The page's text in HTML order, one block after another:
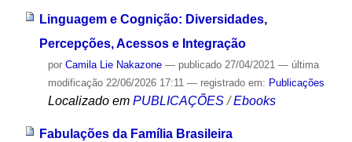
Linguagem e Cognição: Diversidades,
Percepções, Acessos e Integração
por Camila Lie Nakazone — publicado27/04/2021 — última
modificação22/06/2026 17:11 — registrado em: Publicações
Localizado em PUBLICAÇÕES /Ebooks
Fabulações da Família Brasileira